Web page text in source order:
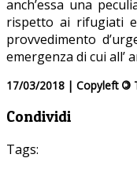
anch’essa una
rispetto ai rifugiati e
provvedimento
emergenza di cui all’
17/03/2018 | Copyleft ©
Condividi
Tags: